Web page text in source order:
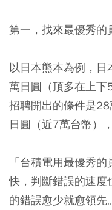
第一，找來最優秀的
以日本熊本為例，
萬日圓（頂多在上下
招聘開出的條件是
日圓（近7萬台幣）
「台積電用最優秀
快，判斷錯誤的速度
的錯誤愈少就愈領先